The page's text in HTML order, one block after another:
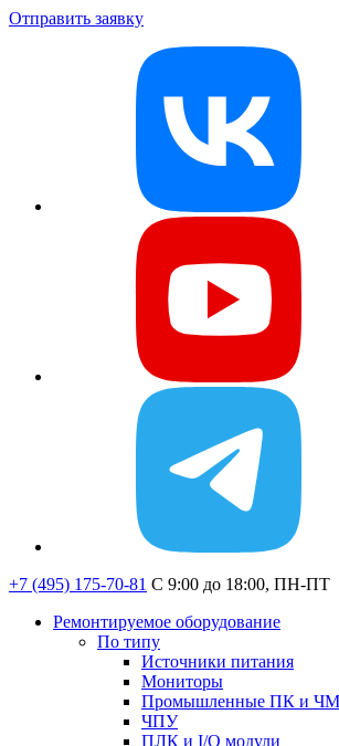
Отправить заявку
+7 (495) 175-70-81 C 9:00 до 18:00, ПН-ПТ
Ремонтируемое оборудование
По типу
Источники питания
Мониторы
Промышленные ПК и
ЧПУ
ПЛК и I/O модули